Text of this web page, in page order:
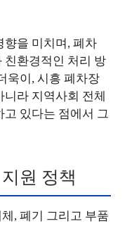
향을 미치며, 폐차
친환경적인 처리 방
욱이, 시흥 폐차장
라 지역사회 전체
있다는 점에서 그
원 정책
, 폐기 그리고 부품